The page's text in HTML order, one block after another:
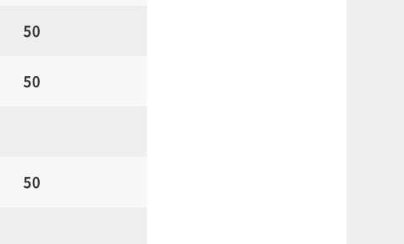
50
50
50